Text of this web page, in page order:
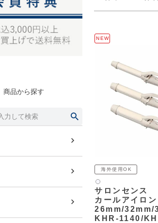
商品から探す
NEW
海外使用OK
白2
サロンセンス
カールアイロン
26mm/32mm/
KHR-1140/